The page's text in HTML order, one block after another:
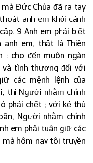
Đức Chúa đã ra tay
anh em khỏi cảnh
9 Anh em phải biết
anh em, thật là Thiên
: cho đến muôn ngàn
tình thương đối với
các mệnh lệnh của
thì Người nhằm chính
phải chết ; với kẻ thù
Người nhằm chính
em phải tuân giữ các
mà hôm nay tôi truyền